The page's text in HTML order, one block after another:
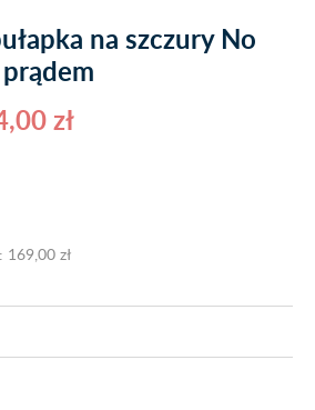
na szczury No
zł
169,00 zł